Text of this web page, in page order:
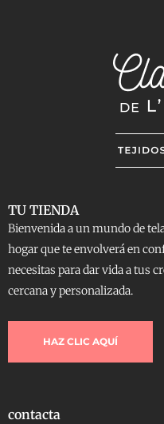
TU TIENDA
Bienvenida a un mundo de
hogar que te envolverá en
necesitas para dar vida a tus
cercana y personalizada.
HAZ CLIC AQUÍ
contacta